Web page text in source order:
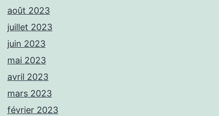
août 2023
juillet 2023
juin 2023
mai 2023
avril 2023
mars 2023
février 2023